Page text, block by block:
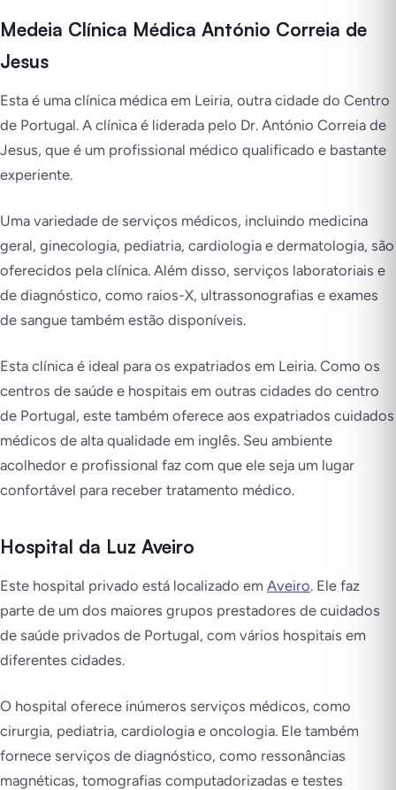
Medeia Clínica Médica António Correia de
Jesus
Esta é uma clínica médica em Leiria, outra cidade do Centro
de Portugal. A clínica é liderada pelo Dr. António Correia de
Jesus, que é um profissional médico qualificado e bastante
experiente.
Uma variedade de serviços médicos, incluindo medicina
geral, ginecologia, pediatria, cardiologia e dermatologia, são
oferecidos pela clínica. Além disso, serviços laboratoriais e
de diagnóstico, como raios-X, ultrassonografias e exames
de sangue também estão disponíveis.
Esta clínica é ideal para os expatriados em Leiria. Como os
centros de saúde e hospitais em outras cidades do centro
de Portugal, este também oferece aos expatriados cuidados
médicos de alta qualidade em inglês. Seu ambiente
acolhedor e profissional faz com que ele seja um lugar
confortável para receber tratamento médico.
Hospital da Luz Aveiro
Este hospital privado está localizado em Aveiro. Ele faz
parte de um dos maiores grupos prestadores de cuidados
de saúde privados de Portugal, com vários hospitais em
diferentes cidades.
O hospital oferece inúmeros serviços médicos, como
cirurgia, pediatria, cardiologia e oncologia. Ele também
fornece serviços de diagnóstico, como ressonâncias
magnéticas, tomografias computadorizadas e testes